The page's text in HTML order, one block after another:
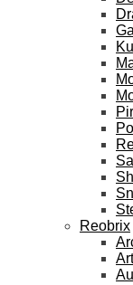
Reobrix